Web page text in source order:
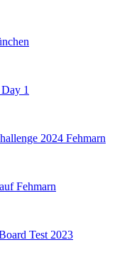
1
2024 Fehmarn
Fehmarn
Test 2023